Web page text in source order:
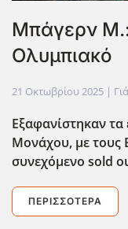
Μπάγερν
Ολυμπιακό
21 Οκτωβρίου 2025 |
Εξαφανίστηκαν τα
Μονάχου, με τους
συνεχόμενο sold
ΠΕΡΙΣΣΌΤΕΡΑ